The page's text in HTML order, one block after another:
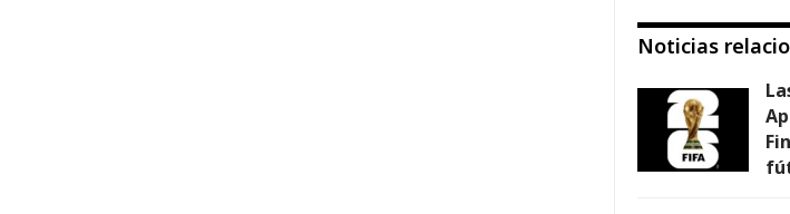
Noticias